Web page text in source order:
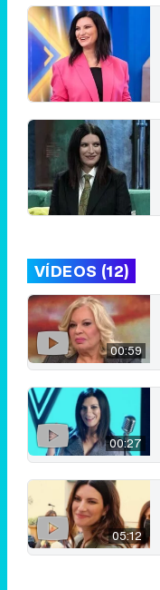
VÍDEOS (12)
00:59
00:27
05:12